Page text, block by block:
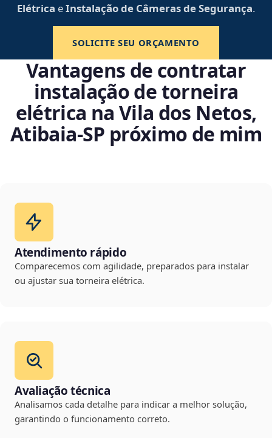
Elétrica eInstalação de Câmeras de Segurança.
SOLICITE SEU ORÇAMENTO
Vantagens de contratar
instalação de torneira
elétrica na Vila dos Netos,
Atibaia‑SP próximo de mim
Atendimento rápido
Comparecemos com agilidade, preparados para instalar
ou ajustar sua torneira elétrica.
Avaliação técnica
Analisamos cada detalhe para indicar a melhor solução,
garantindo o funcionamento correto.